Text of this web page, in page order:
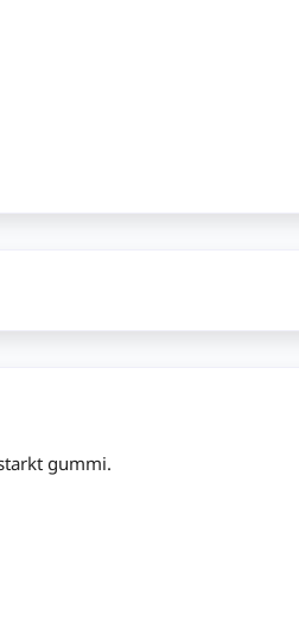
gummi.